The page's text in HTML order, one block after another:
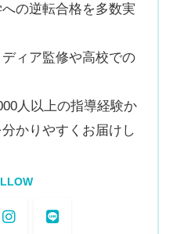
の逆転合格を多数実
ィア監修や高校での
人以上の指導経験か
かりやすくお届けし